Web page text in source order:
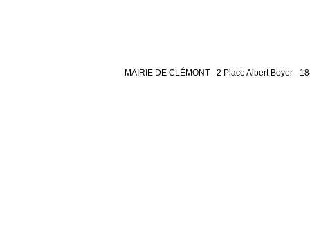
MAIRIE DE CLÉMONT - 2 Place Albert Boyer -